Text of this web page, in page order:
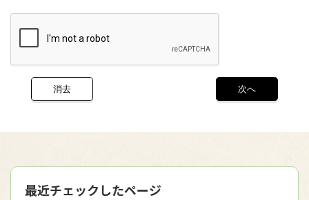
最近チェックしたページ